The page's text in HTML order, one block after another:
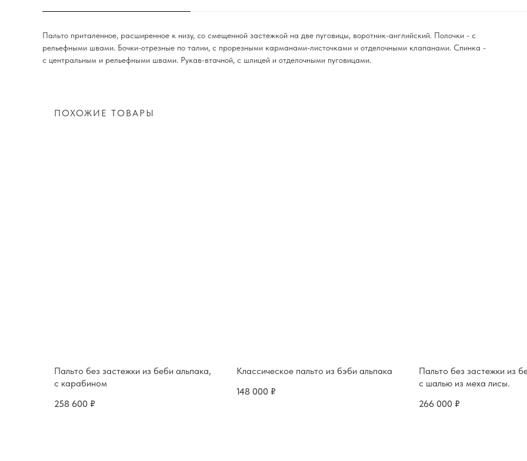
Пальто приталенное, расширенное к низу, со смещенной застежкой на две пуговицы, воротник-английский. Полочки - с
рельефными швами. Бочки-отрезные по талии, с прорезными карманами-листочками и отделочными клапанами. Спинка -
с центральным и рельефными швами. Рукав-втачной, с шлицей и отделочными пуговицами.
ПОХОЖИЕ ТОВАРЫ
Пальто без застежки из беби альпака,
с карабином
258 600 ₽
Классическое пальто из бэби альпака
148 000 ₽
Пальто без застежки из
с шалью из меха лисы.
266 000 ₽